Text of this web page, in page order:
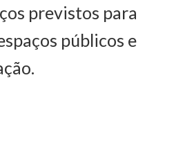
previstos para
públicos e